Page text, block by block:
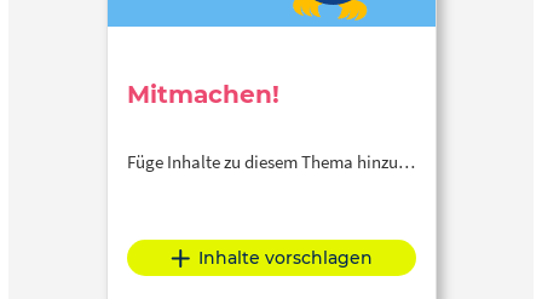
Mitmachen!
Füge Inhalte zu diesem Thema hinzu…
Inhalte vorschlagen